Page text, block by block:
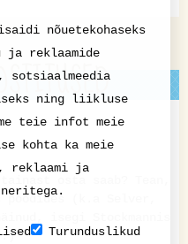
poodides (k.a Selver,
nõuetekohaseks
ja reklaamide
sotsiaalmeedia
ning liikluse
teie infot meie
kohta ka meie
reklaami ja
Turunduslikud